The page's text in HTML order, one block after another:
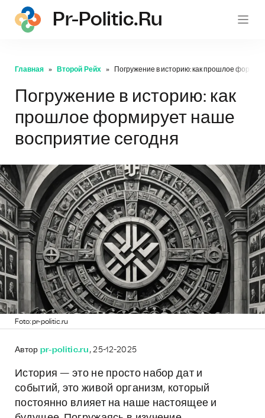
pr-
Pr-Politic.ru
Главная Второй Рейх Погружение в историю: как прошлое
Погружение в историю: как
прошлое формирует наше
восприятие сегодня
Foto: pr-politic.ru
Автор pr-politic.ru , 25-12-2025
История — это не просто набор дат и
событий, это живой организм, который
постоянно влияет на наше настоящее и